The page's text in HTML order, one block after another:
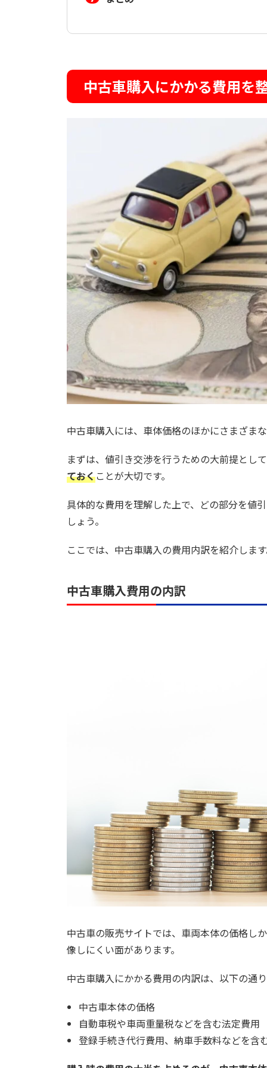
中古車購入にかかる費用を
中古車購入には、車体価格のほかにさまざま
まずは、値引き交渉を行うための大前提とし
ておくことが大切です。
具体的な費用を理解した上で、どの部分を値
しょう。
ここでは、中古車購入の費用内訳を紹介しま
中古車購入費用の内訳
中古車の販売サイトでは、車両本体の価格し
像しにくい面があります。
中古車購入にかかる費用の内訳は、以下の通
中古車本体の価格
自動車税や車両重量税などを含む法定費用
登録手続き代行費用、納車手数料などを含